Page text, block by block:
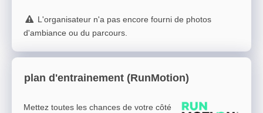
L'organisateur n'a pas encore fourni de photos
d'ambiance ou du parcours.
plan d'entrainement (RunMotion)
Mettez toutes les chances de votre côté